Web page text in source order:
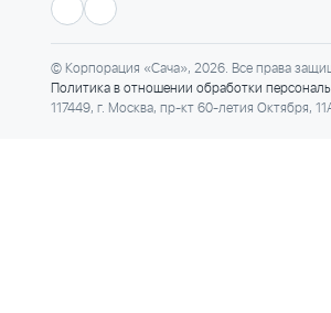
© Корпорация «Сача», 2026. Все права
Политика в отношении обработки
117449, г. Москва, пр-кт 60-летия Октября,